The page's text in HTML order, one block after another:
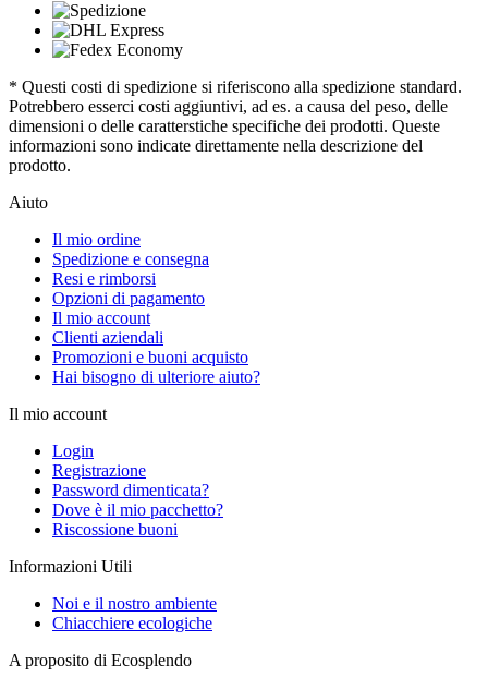
* Questi costi di spedizione si riferiscono alla spedizione standard.
Potrebbero esserci costi aggiuntivi, ad es. a causa del peso, delle
dimensioni o delle caratterstiche specifiche dei prodotti. Queste
informazioni sono indicate direttamente nella descrizione del
prodotto.
Aiuto
Il mio ordine
Spedizione e consegna
Resi e rimborsi
Opzioni di pagamento
Il mio account
Clienti aziendali
Promozioni e buoni acquisto
Hai bisogno di ulteriore aiuto?
Il mio account
Login
Registrazione
Password dimenticata?
Dove è il mio pacchetto?
Riscossione buoni
Informazioni Utili
Noi e il nostro ambiente
Chiacchiere ecologiche
A proposito di Ecosplendo